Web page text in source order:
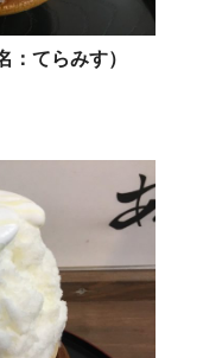
メ
は
：てらみす）